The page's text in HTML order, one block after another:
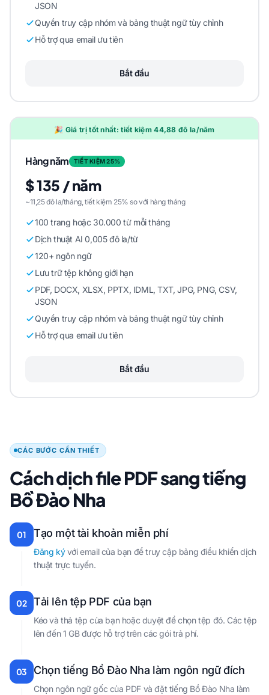
JSON
Quyền truy cập nhóm và bảng thuật ngữ tùy chỉnh
Hỗ trợ qua email ưu tiên
Bắt đầu
🎉 Giá trị tốt nhất: tiết kiệm 44,88 đô la/năm
Hàng năm TIẾT KIỆM 25%
$ 135 / năm
~11,25 đô la/tháng, tiết kiệm 25% so với hàng tháng
100 trang hoặc 30.000 từ mỗi tháng
Dịch thuật AI 0,005 đô la/từ
120+ ngôn ngữ
Lưu trữ tệp không giới hạn
PDF, DOCX, XLSX, PPTX, IDML, TXT, JPG, PNG, CSV,
JSON
Quyền truy cập nhóm và bảng thuật ngữ tùy chỉnh
Hỗ trợ qua email ưu tiên
Bắt đầu
CÁC BƯỚC CẦN THIẾT
Cách dịch file PDF sang tiếng
Bồ Đào Nha
01 Tạo một tài khoản miễn phí
Đăng kývới email của bạn để truy cập bảng điều khiển dịch
thuật trực tuyến.
02 Tải lên tệp PDF của bạn
Kéo và thả tệp của bạn hoặc duyệt để chọn tệp đó. Các tệp
lên đến 1 GB được hỗ trợ trên các gói trả phí.
03 Chọn tiếng Bồ Đào Nha làm ngôn ngữ đích
Chọn ngôn ngữ gốc của PDF và đặt tiếng Bồ Đào Nha làm